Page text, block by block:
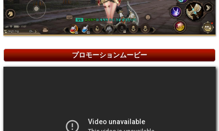
プロモーションムービー